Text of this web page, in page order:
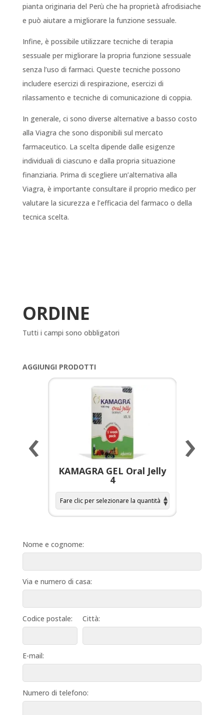
pianta originaria del Perù che ha proprietà afrodisiache
e può aiutare a migliorare la funzione sessuale.
Infine, è possibile utilizzare tecniche di terapia
sessuale per migliorare la propria funzione sessuale
senza l’uso di farmaci. Queste tecniche possono
includere esercizi di respirazione, esercizi di
rilassamento e tecniche di comunicazione di coppia.
In generale, ci sono diverse alternative a basso costo
alla Viagra che sono disponibili sul mercato
farmaceutico. La scelta dipende dalle esigenze
individuali di ciascuno e dalla propria situazione
finanziaria. Prima di scegliere un’alternativa alla
Viagra, è importante consultare il proprio medico per
valutare la sicurezza e l’efficacia del farmaco o della
tecnica scelta.
ORDINE
Tutti i campi sono obbligatori
AGGIUNGI PRODOTTI
KAMAGRA GEL Oral Jelly
4
‹ ›
Nome e cognome:
Via e numero di casa:
Codice postale: Città:
E-mail:
Numero di telefono: